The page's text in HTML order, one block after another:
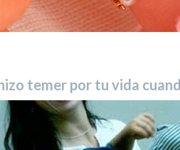
temer por tu vida